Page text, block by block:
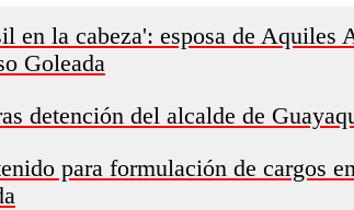
en la cabeza': esposa de Aquiles
Goleada
detención del alcalde de
para formulación de cargos